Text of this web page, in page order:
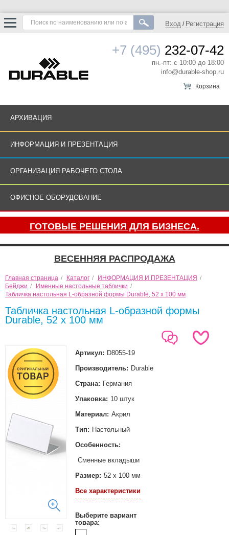
Вход / Регистрация
+7 (495) 232-07-42
пн.-пт: с 10:00 до 18:00
info@durable-shop.ru
Корзина
АРХИВАЦИЯ
ИНФОРМАЦИЯ И ПРЕЗЕНТАЦИЯ
ОРГАНИЗАЦИЯ РАБОЧЕГО СТОЛА
ОФИСНОЕ ОБОРУДОВАНИЕ
ГОТОВЫЕ РЕШЕНИЯ ДЛЯ БИЗНЕСА.
ВЕСЕННЯЯ РАСПРОДАЖА
Главная страница / Каталог / ИНФОРМАЦИЯ И ПРЕЗЕНТАЦИЯ /
Бейджи / Именные настольные таблички /
Табличка настольная L-образной формы Durable, 52 x 100 мм
Табличка настольная L-образной формы
Durable, 52 x 100 мм
Артикул: D8055-19
Производитель: Durable
Страна: Германия
Упаковка: 10 штук
Материал: Акрил
Тип: Настольный
Особенность:
Сменные вкладыши
Размер: 52 х 100 мм
Все характеристики
Выберите вариант
товара: